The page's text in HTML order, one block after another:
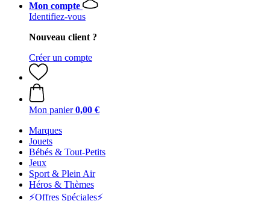
Mon compte
Identifiez-vous
Nouveau client ?
Créer un compte
Mon panier 0,00 €
Marques
Jouets
Bébés & Tout-Petits
Jeux
Sport & Plein Air
Héros & Thèmes
⚡️Offres Spéciales⚡️